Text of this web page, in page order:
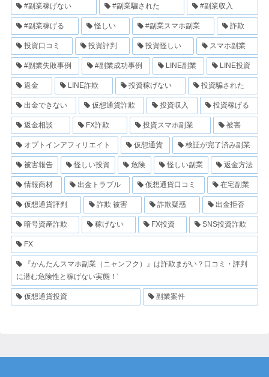
#副業稼げない #副業騙された #副業収入
#副業稼げる 怪しい #副業スマホ副業 詐欺
投資口コミ 投資評判 投資怪しい スマホ副業
#副業失敗事例 #副業成功事例 LINE副業 LINE投資
返金 LINE詐欺 投資稼げない 投資騙された
出金できない 仮想通貨詐欺 投資収入 投資稼げる
返金相談 FX詐欺 投資スマホ副業 被害
オプトインアフィリエイト 仮想通貨 検証が完了済み副業
被害報告 怪しい投資 危険 怪しい副業 返金方法
情報商材 出金トラブル 仮想通貨口コミ 在宅副業
仮想通貨評判 詐欺 被害 詐欺疑惑 出金拒否
暗号資産詐欺 稼げない FX投資 SNS投資詐欺
FX
『かんたんスマホ副業（ニャンフク）』は詐欺まがい？口コミ・評判
に潜む危険性と稼げない実態！'
仮想通貨投資 副業案件